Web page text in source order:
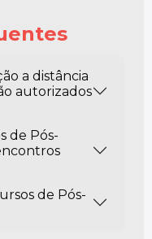
a distância
autorizados
de Pós-
de Pós-